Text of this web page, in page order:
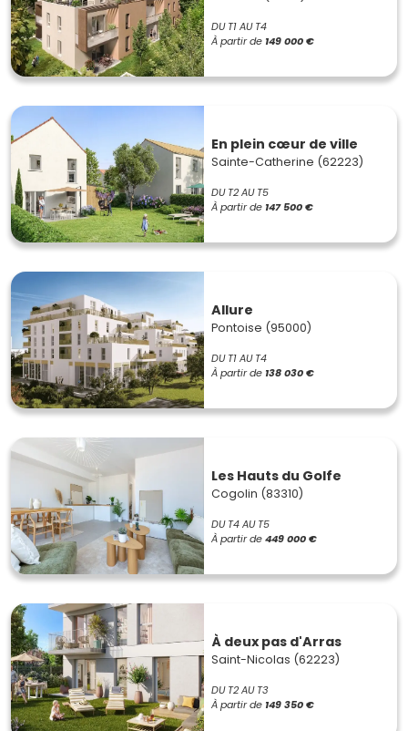
DU T1 AU T4
À partir de 149 000 €
En plein cœur de ville
Sainte-Catherine (62223)
DU T2 AU T5
À partir de 147 500 €
Allure
Pontoise (95000)
DU T1 AU T4
À partir de 138 030 €
Les Hauts du Golfe
Cogolin (83310)
DU T4 AU T5
À partir de449 000 €
À deux pas d'Arras
Saint-Nicolas (62223)
DU T2 AU T3
À partir de 149 350 €